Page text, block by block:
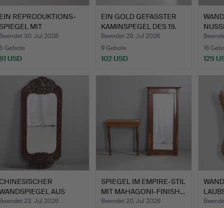
EIN REPRODUKTIONS-
MIT
VERGOLDETEM …
Beendet 30. Jul 2026
Gebote
USD
EIN GOLD GEFASSTER
KAMINSPEGEL DES 19.
JAH…
Beendet 29. Jul 2026
9 Gebote
102 USD
16
129
AUS
HARTHOLZ MIT …
Beendet 23. Jul 2026
SPIEGEL IM EMPIRE-STIL
MIT MAHAGONI-FINISH…
Beendet 20. Jul 2026